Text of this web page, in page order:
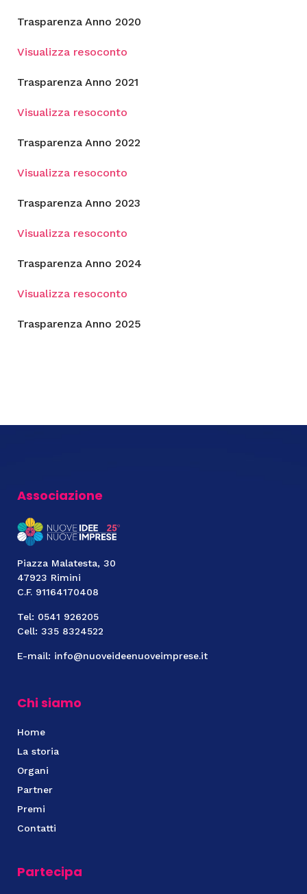
Trasparenza Anno 2020
Visualizza resoconto
Trasparenza Anno 2021
Visualizza resoconto
Trasparenza Anno 2022
Visualizza resoconto
Trasparenza Anno 2023
Visualizza resoconto
Trasparenza Anno 2024
Visualizza resoconto
Trasparenza Anno 2025
Associazione
Piazza Malatesta, 30
47923 Rimini
C.F. 91164170408
Tel: 0541 926205
Cell: 335 8324522
E-mail: info@nuoveideenuoveimprese.it
Chi siamo
Home
La storia
Organi
Partner
Premi
Contatti
Partecipa